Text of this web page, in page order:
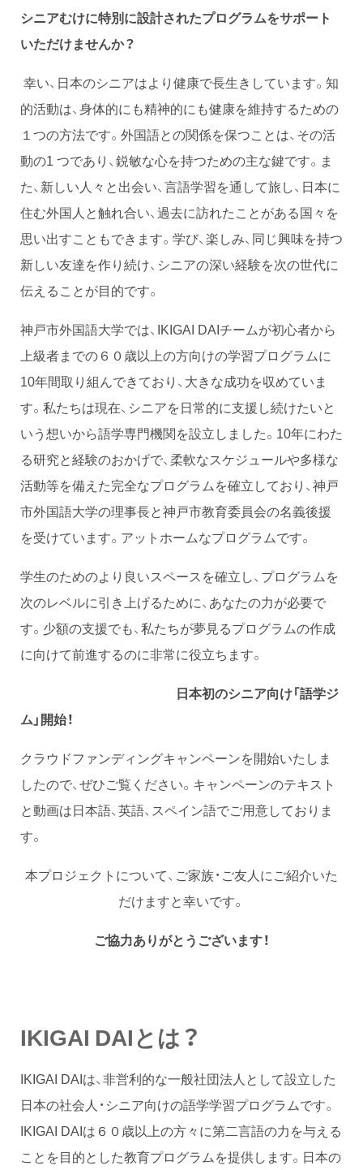
シニアむけに特別に設計されたプログラムをサポート
いただけませんか？
幸い、日本のシニアはより健康で長生きしています。知
的活動は、身体的にも精神的にも健康を維持するための
１つの方法です。外国語との関係を保つことは、その活
動の1 つであり、鋭敏な心を持つための主な鍵です。ま
た、新しい人々と出会い、言語学習を通して旅し、日本に
住む外国人と触れ合い、過去に訪れたことがある国々を
思い出すこともできます。学び、楽しみ、同じ興味を持つ
新しい友達を作り続け、シニアの深い経験を次の世代に
伝えることが目的です。
神戸市外国語大学では、IKIGAI DAIチームが初心者から
上級者までの６０歳以上の方向けの学習プログラムに
10年間取り組んできており、大きな成功を収めていま
す。私たちは現在、シニアを日常的に支援し続けたいと
いう想いから語学専門機関を設立しました。10年にわた
る研究と経験のおかげで、柔軟なスケジュールや多様な
活動等を備えた完全なプログラムを確立しており、神戸
市外国語大学の理事長と神戸市教育委員会の名義後援
を受けています。アットホームなプログラムです。
学生のためのより良いスペースを確立し、プログラムを
次のレベルに引き上げるために、あなたの力が必要で
す。少額の支援でも、私たちが夢見るプログラムの作成
に向けて前進するのに非常に役立ちます。
日本初のシニア向け「語学ジ
ム」開始！
クラウドファンディングキャンペーンを開始いたしま
したので、ぜひご覧ください。キャンペーンのテキスト
と動画は日本語、英語、スペイン語でご用意しておりま
す。
本プロジェクトについて、ご家族・ご友人にご紹介いた
だけますと幸いです。
ご協力ありがとうございます！
IKIGAI DAIとは？
IKIGAI DAIは、非営利的な一般社団法人として設立した
日本の社会人・シニア向けの語学学習プログラムです。
IKIGAI DAIは６０歳以上の方々に第二言語の力を与える
ことを目的とした教育プログラムを提供します。日本の